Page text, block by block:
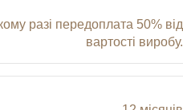
разі передоплата 50% від
вартості виробу.